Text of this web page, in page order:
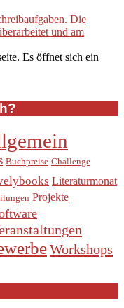
Die
und am
Es öffnet sich ein
Buchpreise Challenge
Literaturmonat
Projekte
Workshops